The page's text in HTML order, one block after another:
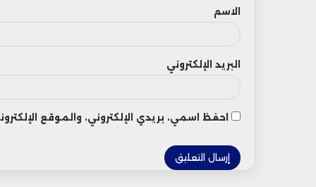
الاسم
البريد الإلكتروني
احفظ اسمي، بريدي الإلكتروني، والموقع